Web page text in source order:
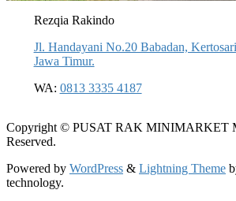
Rezqia Rakindo
Jl. Handayani No.20 Babadan,
Jawa Timur.
WA: 0813 3335 4187
Copyright © PUSAT RAK MINIMARKET
Reserved.
Powered by WordPress & Lightning Theme
technology.